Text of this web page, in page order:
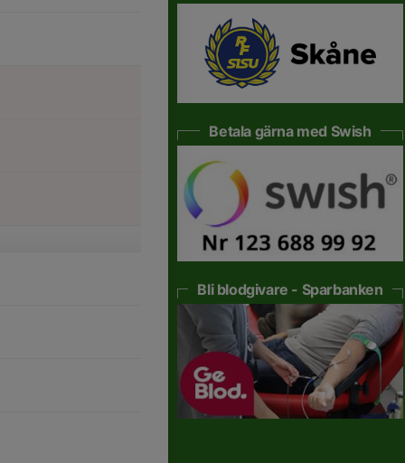
Betala gärna med Swish
Bli blodgivare - Sparbanken